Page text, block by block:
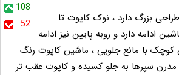
108
52
بزرگ دارد ، نوک کاپوت تا
ادامه دارد و روبه پایین نیز ادامه
کوچک با مانع جلویی ، ماشین کاپوت رنگ
مدرن سپرها به جلو کسیده و کاپوت عقب تر